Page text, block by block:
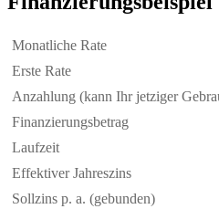
Monatliche Rate
Erste Rate
Anzahlung (kann Ihr jetziger
Finanzierungsbetrag
Laufzeit
Effektiver Jahreszins
Sollzins p. a. (gebunden)